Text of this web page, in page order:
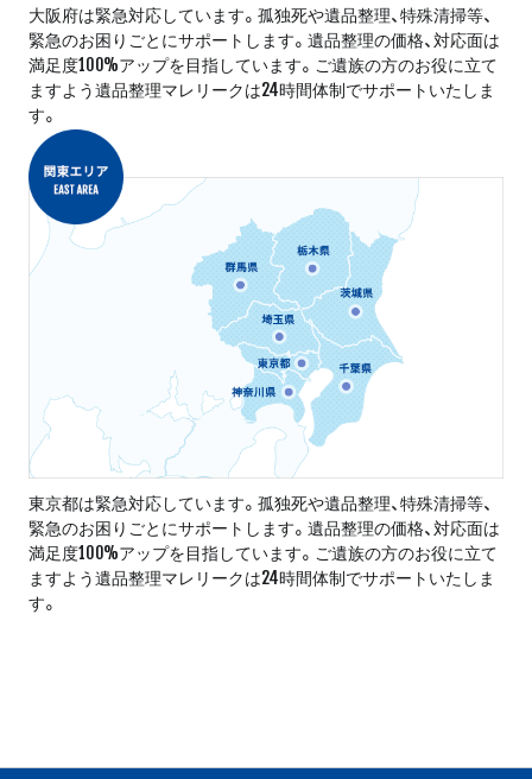
大阪府は緊急対応しています。孤独死や遺品整理、特殊清掃等、
緊急のお困りごとにサポートします。遺品整理の価格、対応面は
満足度100%アップを目指しています。ご遺族の方のお役に立て
ますよう遺品整理マレリークは24時間体制でサポートいたしま
す。
東京都は緊急対応しています。孤独死や遺品整理、特殊清掃等、
緊急のお困りごとにサポートします。遺品整理の価格、対応面は
満足度100%アップを目指しています。ご遺族の方のお役に立て
ますよう遺品整理マレリークは24時間体制でサポートいたしま
す。